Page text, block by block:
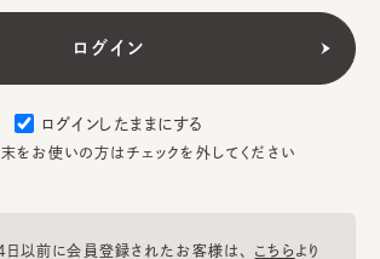
ログインしたままにする
をお使いの方はチェックを外してください
以前に会員登録されたお客様は、 こちらより